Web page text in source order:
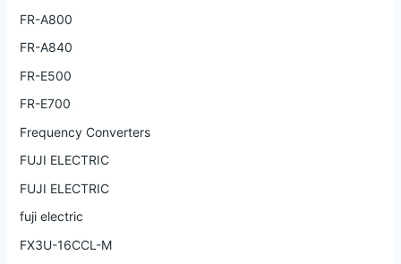
FR-A800
FR-A840
FR-E500
FR-E700
Frequency Converters
FUJI ELECTRIC
FUJI ELECTRIC
fuji electric
FX3U-16CCL-M